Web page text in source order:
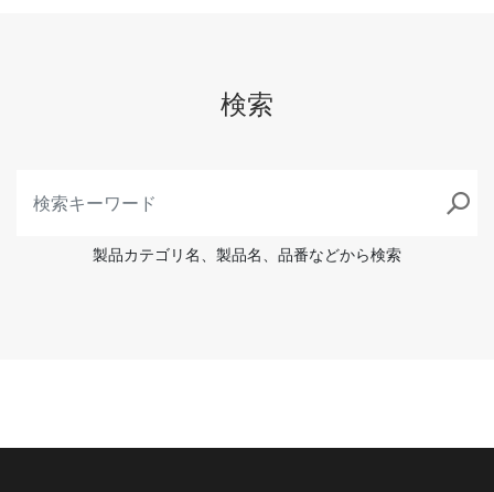
検索
製品カテゴリ名、製品名、品番などから検索